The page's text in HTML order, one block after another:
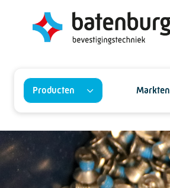
Producten Markten